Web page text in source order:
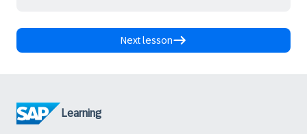
Next lesson
Learning